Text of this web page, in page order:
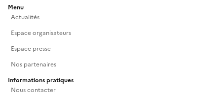
Menu
Actualités
Espace organisateurs
Espace presse
Nos partenaires
Informations pratiques
Nous contacter